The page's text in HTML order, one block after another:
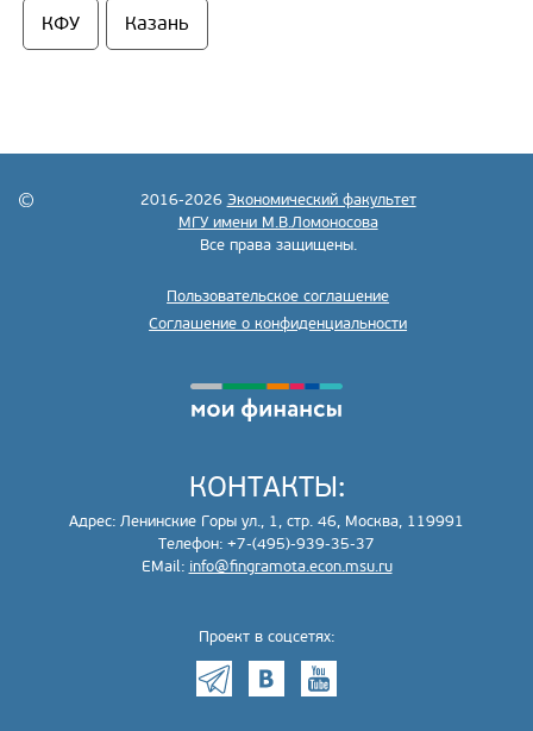
КФУ Казань
2016-2026 Экономический факультет
МГУ имени М.В.Ломоносова
Все права защищены.
Пользовательское соглашение
Соглашение о конфиденциальности
КОНТАКТЫ:
Адрес: Ленинские Горы ул., 1, стр. 46, Москва, 119991
Телефон: +7-(495)-939-35-37
EMail: info@fingramota.econ.msu.ru
Проект в соцсетях: